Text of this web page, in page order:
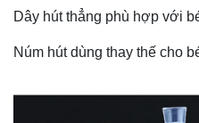
Dây hút thẳng phù hợp với
Núm hút dùng thay thế cho